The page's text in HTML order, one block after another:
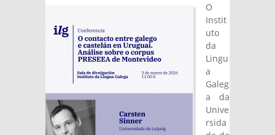
O
Instit
uto
da
Lingu
a
Galeg
a da
Unive
rsida